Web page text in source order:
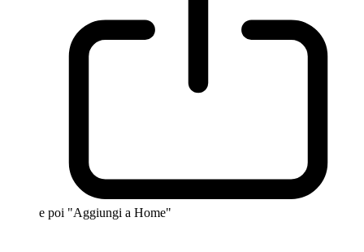
e poi "Aggiungi a Home"